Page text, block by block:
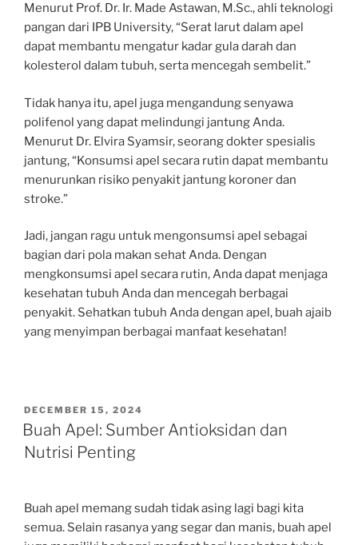
Menurut Prof. Dr. Ir. Made Astawan, M.Sc., ahli teknologi
pangan dari IPB University, “Serat larut dalam apel
dapat membantu mengatur kadar gula darah dan
kolesterol dalam tubuh, serta mencegah sembelit.”
Tidak hanya itu, apel juga mengandung senyawa
polifenol yang dapat melindungi jantung Anda.
Menurut Dr. Elvira Syamsir, seorang dokter spesialis
jantung, “Konsumsi apel secara rutin dapat membantu
menurunkan risiko penyakit jantung koroner dan
stroke.”
Jadi, jangan ragu untuk mengonsumsi apel sebagai
bagian dari pola makan sehat Anda. Dengan
mengkonsumsi apel secara rutin, Anda dapat menjaga
kesehatan tubuh Anda dan mencegah berbagai
penyakit. Sehatkan tubuh Anda dengan apel, buah ajaib
yang menyimpan berbagai manfaat kesehatan!
POSTED
ON
DECEMBER 15, 2024
Buah Apel: Sumber Antioksidan dan
Nutrisi Penting
Buah apel memang sudah tidak asing lagi bagi kita
semua. Selain rasanya yang segar dan manis, buah apel